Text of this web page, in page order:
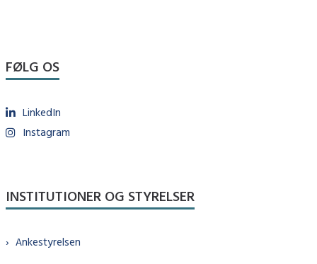
FØLG OS
LinkedIn
Instagram
INSTITUTIONER OG STYRELSER
Ankestyrelsen